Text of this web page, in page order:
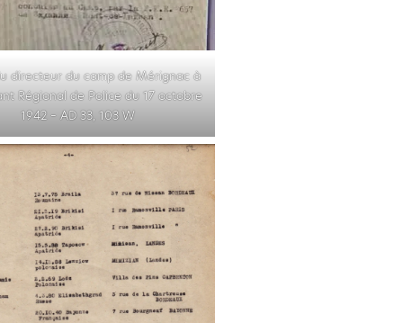
directeur du camp de Mérignac à
Régional de Police du 17 octobre
1942 – AD 33, 103 W